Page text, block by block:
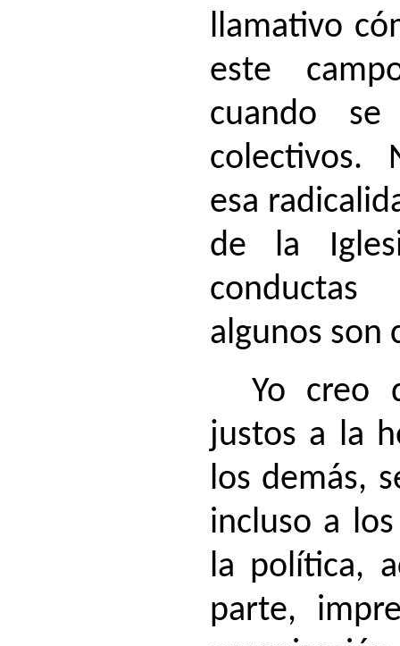
llamativo
este
cuando
colectivos.
esa
de la
conductas
algunos son
Yo creo
justos a la
los demás,
incluso a
la política,
parte,